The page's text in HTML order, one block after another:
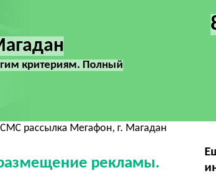
критериям. Полный
рассылка Мегафон, г. Магадан
рекламы.